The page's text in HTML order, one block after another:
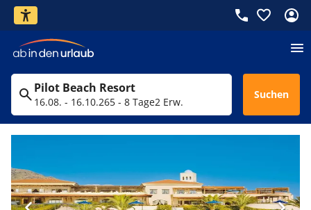
Pilot Beach Resort
16.08. - 16.10.265 - 8 Tage2 Erw.
Suchen